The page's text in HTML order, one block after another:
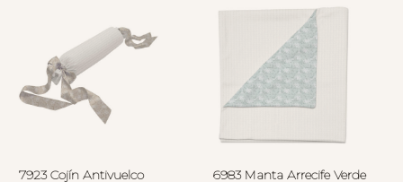
7923 Cojín Antivuelco
6983 Manta Arrecife Verde